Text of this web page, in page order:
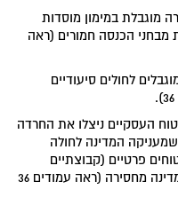
מוגבלת במימון מוסדות
מבחני הכנסה חמורים (ראה
לחולים סיעודיים
העסקיים ניצלו את החרדה
המדינה לחולה
פרטיים (קבוצתיים
ואישיים). אלה אמורים להשלים את שהמדינה מחסירה (ראה עמודים 36